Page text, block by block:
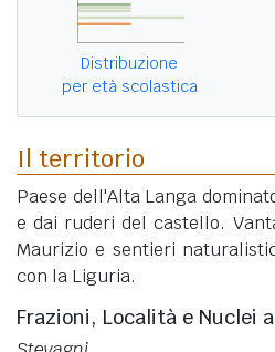
Distribuzione
per età scolastica
Il territorio
Paese dell'Alta Langa
e dai ruderi del castello.
Maurizio e sentieri
con la Liguria.
Frazioni, Località e Nuclei